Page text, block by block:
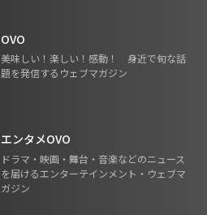
OVO
美味しい！楽しい！感動！ 身近で旬な話
題を発信するウェブマガジン
エンタメOVO
ドラマ・映画・舞台・音楽などのニュース
を届けるエンターテインメント・ウェブマ
ガジン